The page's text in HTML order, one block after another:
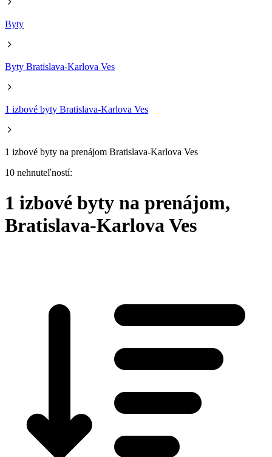
Byty
Byty Bratislava-Karlova Ves
1 izbové byty Bratislava-Karlova Ves
1 izbové byty na prenájom Bratislava-Karlova Ves
10 nehnuteľností:
1 izbové byty na prenájom,
Bratislava-Karlova Ves